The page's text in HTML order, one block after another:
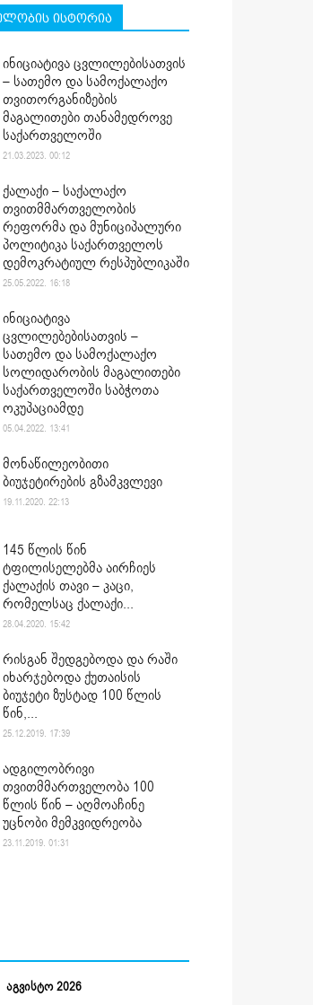
ისტორია
ინიციატივა ცვლილებისათვის
– სათემო და სამოქალაქო
თვითორგანიზების
მაგალითები თანამედროვე
საქართველოში
21.03.2023. 00:12
ქალაქი – საქალაქო
თვითმმართველობის
რეფორმა და მუნიციპალური
პოლიტიკა საქართველოს
დემოკრატიულ რესპუბლიკაში
25.05.2022. 16:18
ინიციატივა
ცვლილებებისათვის –
სათემო და სამოქალაქო
სოლიდარობის მაგალითები
საქართველოში საბჭოთა
ოკუპაციამდე
05.04.2022. 13:41
მონაწილეობითი
ბიუჯეტირების გზამკვლევი
19.11.2020. 22:13
145 წლის წინ
ტფილისელებმა აირჩიეს
ქალაქის თავი – კაცი,
რომელსაც ქალაქი...
28.04.2020. 15:42
რისგან შედგებოდა და რაში
იხარჯებოდა ქუთაისის
ბიუჯეტი ზუსტად 100 წლის
წინ,...
25.12.2019. 17:39
ადგილობრივი
თვითმმართველობა 100
წლის წინ – აღმოაჩინე
უცნობი მემკვიდრეობა
23.11.2019. 01:31
აგვისტო 2026